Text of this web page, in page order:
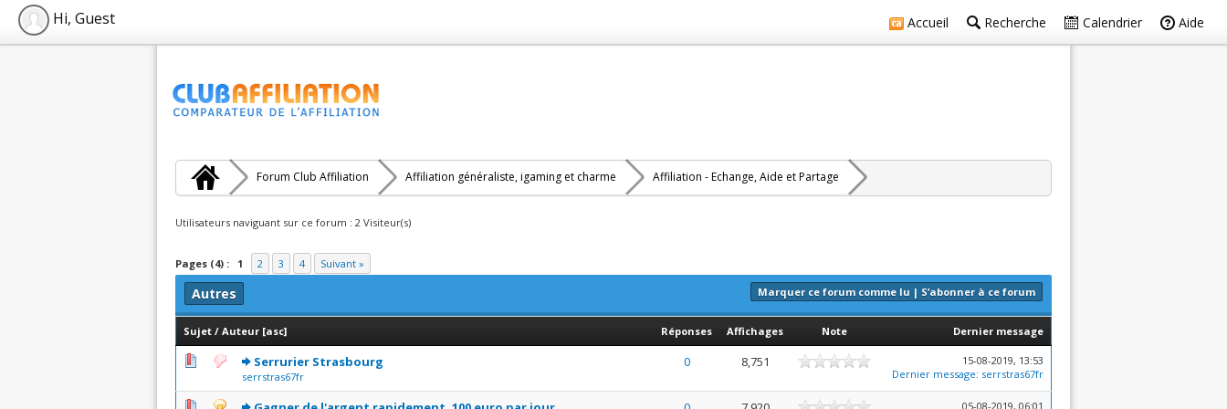
Accueil Recherche Calendrier Aide
Hi, Guest
Forum Club Affiliation Affiliation généraliste, igaming et charme Affiliation - Echange, Aide et Partage
Utilisateurs naviguant sur ce forum : 2 Visiteur(s)
Pages (4) : 1 2 3 4 Suivant »
Marquer ce forum comme lu | S’abonner à ce forum
Autres
Sujet / Auteur [asc] Réponses Affichages Note Dernier message
Serrurier Strasbourg
serrstras67fr
0 8,751
0 Votes - 0 sur 5 en moyenne
12345
15-08-2019, 13:53
Dernier message: serrstras67fr
05-08-2019, 06:01